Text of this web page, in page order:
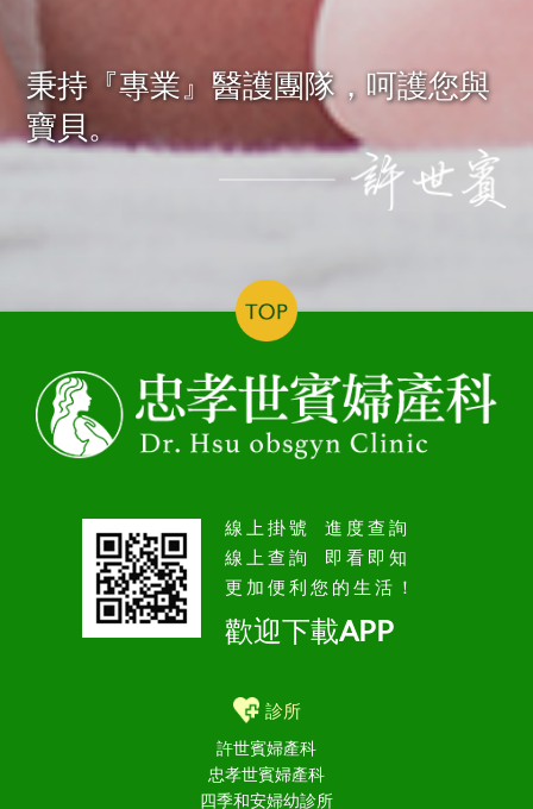
秉持『專業』醫護團隊，呵護您與
寶貝。
線上掛號 進度查詢
線上查詢 即看即知
更加便利您的生活！
歡迎下載APP
診所
許世賓婦產科
忠孝世賓婦產科
四季和安婦幼診所